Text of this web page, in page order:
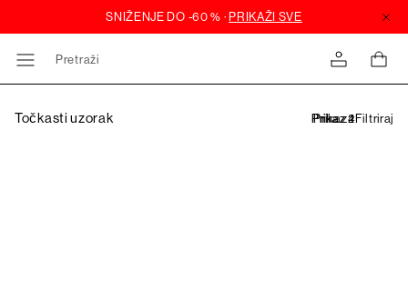
Pretraži
Točkasti uzorak Filtriraj